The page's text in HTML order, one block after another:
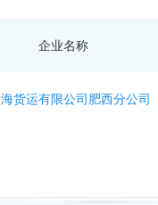
企业名称
货运有限公司肥西分公司